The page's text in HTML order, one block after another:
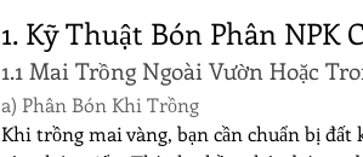
1. Kỹ Thuật Bón Phân NPK
1.1 Mai Trồng Ngoài Vườn Hoặc
a) Phân Bón Khi Trồng
Khi trồng mai vàng, bạn cần chuẩn bị